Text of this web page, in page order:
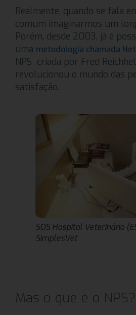
Realmente, quando se fala
comum imaginarmos um
Porém, desde 2003, já é
uma metodologia chamada
NPS criada por Fred
revolucionou o mundo das
satisfação.
SOS Hospital Veterinário
SimplesVet
Mas o que é o NPS?